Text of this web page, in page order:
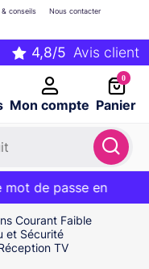
Mon compte
conseils
Nous contacter
0
Panier
sur votre panier
le codeBIENVENUE
de passe en
Courant Faible
et Sécurité
TV